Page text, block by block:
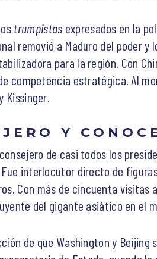
trumpistas expresados en la
removió a Maduro del poder
para la región. Con
competencia estratégica. Al
Kissinger.
Y
de casi todos los
interlocutor directo de
Con más de cincuenta visitas
del gigante asiático en el
de que Washington y